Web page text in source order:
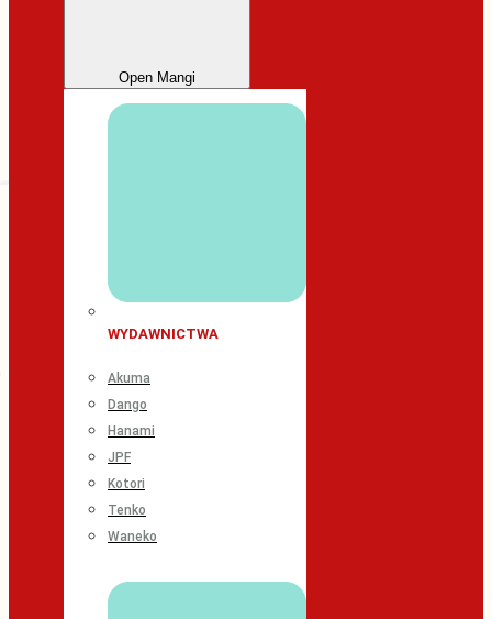
Open Mangi
WYDAWNICTWA
Akuma
Dango
Hanami
JPF
Kotori
Tenko
Waneko